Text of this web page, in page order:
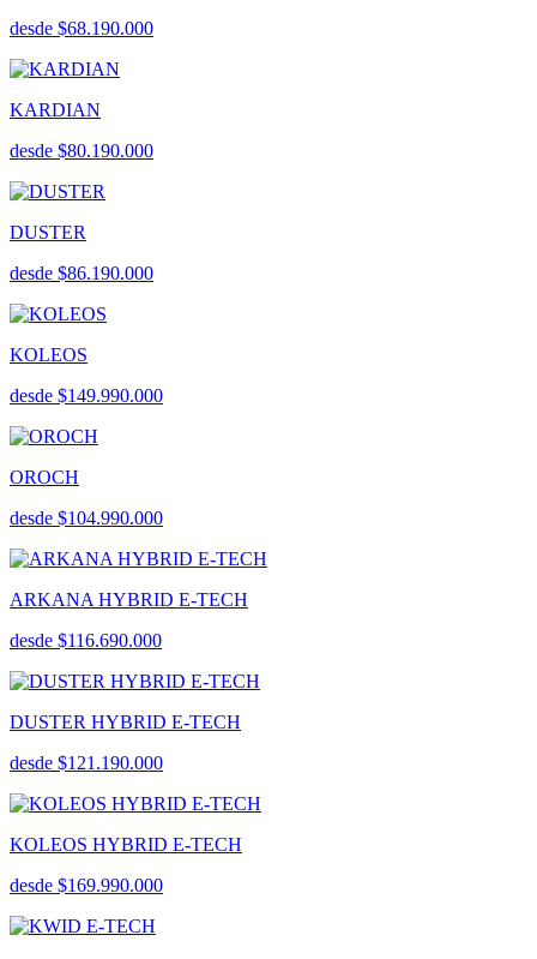
desde $68.190.000
KARDIAN
desde $80.190.000
DUSTER
desde $86.190.000
KOLEOS
desde $149.990.000
OROCH
desde $104.990.000
ARKANA HYBRID E-TECH
desde $116.690.000
DUSTER HYBRID E-TECH
desde $121.190.000
KOLEOS HYBRID E-TECH
desde $169.990.000